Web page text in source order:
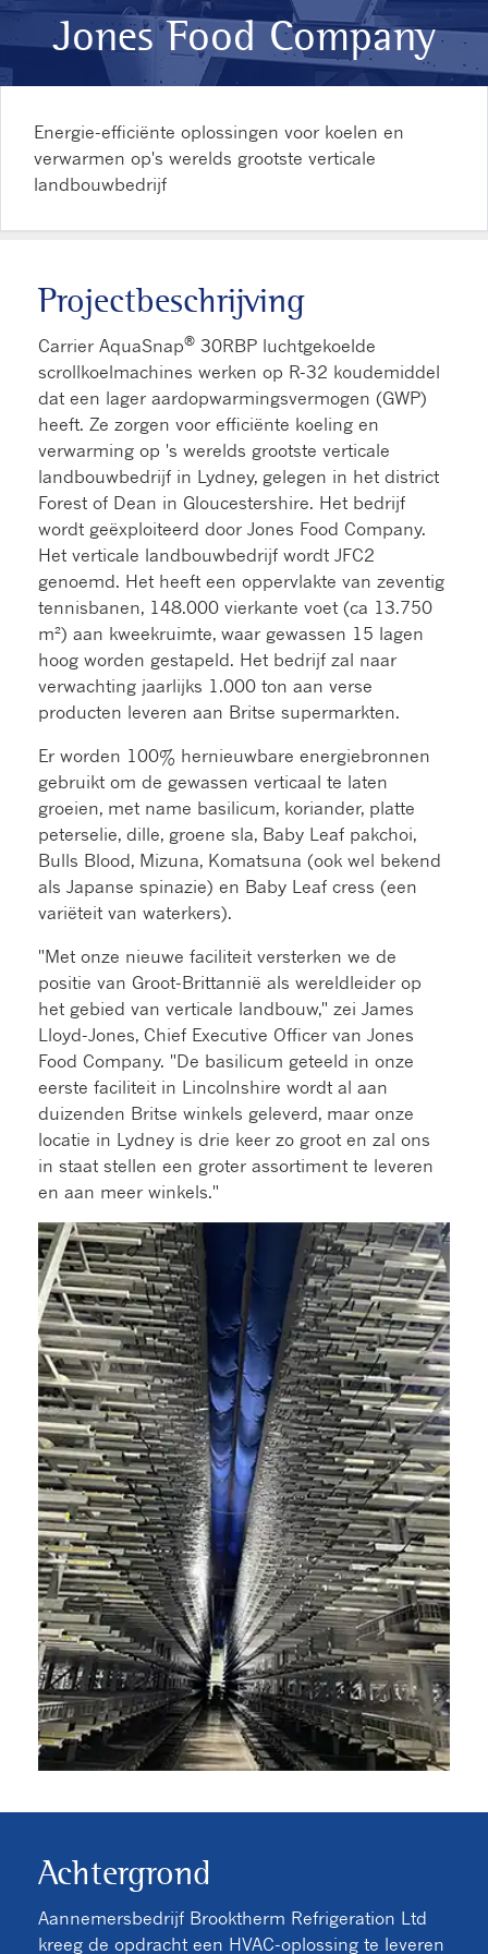
Jones Food Company
Energie-efficiënte oplossingen voor koelen en
verwarmen op's werelds grootste verticale
landbouwbedrijf
Projectbeschrijving
Carrier AquaSnap® 30RBP luchtgekoelde
scrollkoelmachines werken op R-32 koudemiddel
dat een lager aardopwarmingsvermogen (GWP)
heeft. Ze zorgen voor efficiënte koeling en
verwarming op 's werelds grootste verticale
landbouwbedrijf in Lydney, gelegen in het district
Forest of Dean in Gloucestershire. Het bedrijf
wordt geëxploiteerd door Jones Food Company.
Het verticale landbouwbedrijf wordt JFC2
genoemd. Het heeft een oppervlakte van zeventig
tennisbanen, 148.000 vierkante voet (ca 13.750
m²) aan kweekruimte, waar gewassen 15 lagen
hoog worden gestapeld. Het bedrijf zal naar
verwachting jaarlijks 1.000 ton aan verse
producten leveren aan Britse supermarkten.
Er worden 100% hernieuwbare energiebronnen
gebruikt om de gewassen verticaal te laten
groeien, met name basilicum, koriander, platte
peterselie, dille, groene sla, Baby Leaf pakchoi,
Bulls Blood, Mizuna, Komatsuna (ook wel bekend
als Japanse spinazie) en Baby Leaf cress (een
variëteit van waterkers).
"Met onze nieuwe faciliteit versterken we de
positie van Groot-Brittannië als wereldleider op
het gebied van verticale landbouw," zei James
Lloyd-Jones, Chief Executive Officer van Jones
Food Company. "De basilicum geteeld in onze
eerste faciliteit in Lincolnshire wordt al aan
duizenden Britse winkels geleverd, maar onze
locatie in Lydney is drie keer zo groot en zal ons
in staat stellen een groter assortiment te leveren
en aan meer winkels."
Achtergrond
Aannemersbedrijf Brooktherm Refrigeration Ltd
kreeg de opdracht een HVAC-oplossing te leveren